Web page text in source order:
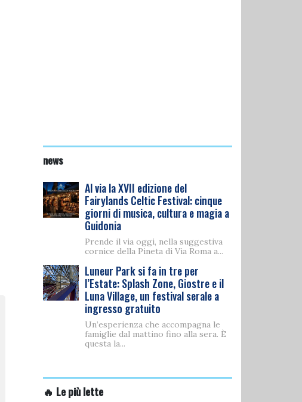
news
Al via la XVII edizione del
Fairylands Celtic Festival: cinque
giorni di musica, cultura e magia a
Guidonia
Prende il via oggi, nella suggestiva
cornice della Pineta di Via Roma a...
Luneur Park si fa in tre per
l’Estate: Splash Zone, Giostre e il
Luna Village, un festival serale a
ingresso gratuito
Un’esperienza che accompagna le
famiglie dal mattino fino alla sera. È
questa la...
🔥 Le più lette